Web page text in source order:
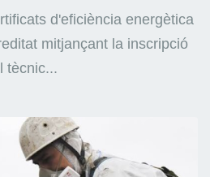
d'eficiència energètica
mitjançant la inscripció
tècnic...